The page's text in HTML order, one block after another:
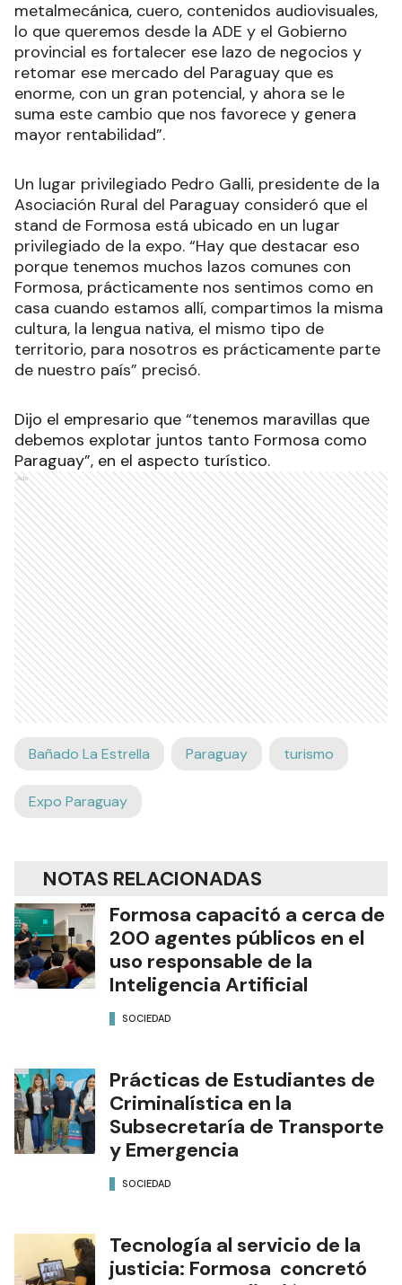
metalmecánica, cuero, contenidos audiovisuales,
lo que queremos desde la ADE y el Gobierno
provincial es fortalecer ese lazo de negocios y
retomar ese mercado del Paraguay que es
enorme, con un gran potencial, y ahora se le
suma este cambio que nos favorece y genera
mayor rentabilidad”.
Un lugar privilegiado Pedro Galli, presidente de la
Asociación Rural del Paraguay consideró que el
stand de Formosa está ubicado en un lugar
privilegiado de la expo. “Hay que destacar eso
porque tenemos muchos lazos comunes con
Formosa, prácticamente nos sentimos como en
casa cuando estamos allí, compartimos la misma
cultura, la lengua nativa, el mismo tipo de
territorio, para nosotros es prácticamente parte
de nuestro país” precisó.
Dijo el empresario que “tenemos maravillas que
debemos explotar juntos tanto Formosa como
Paraguay”, en el aspecto turístico.
Ads
Bañado La Estrella Paraguay turismo
Expo Paraguay
NOTAS RELACIONADAS
Formosa capacitó a cerca de
200 agentes públicos en el
uso responsable de la
Inteligencia Artificial
SOCIEDAD
Prácticas de Estudiantes de
Criminalística en la
Subsecretaría de Transporte
y Emergencia
SOCIEDAD
Tecnología al servicio de la
justicia: Formosa concretó